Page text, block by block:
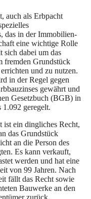
auch als Erbpacht
das in der Immobilien-
eine wichtige Rolle
sich dabei um das
fremden Grundstück
und zu nutzen.
in der Regel gegen
gewährt und
Gesetzbuch (BGB) in
1.092 geregelt.
ist ein dingliches Recht,
das Grundstück
an die Person des
Es kann verkauft,
werden und hat eine
von 99 Jahren. Nach
fällt das Recht sowie
Bauwerke an den
zurück.